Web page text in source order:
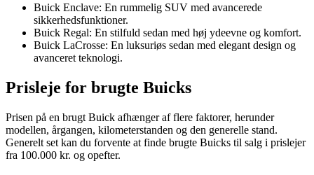
Buick Enclave: En rummelig SUV med avancerede
sikkerhedsfunktioner.
Buick Regal: En stilfuld sedan med høj ydeevne og komfort.
Buick LaCrosse: En luksuriøs sedan med elegant design og
avanceret teknologi.
Prisleje for brugte Buicks
Prisen på en brugt Buick afhænger af flere faktorer, herunder
modellen, årgangen, kilometerstanden og den generelle stand.
Generelt set kan du forvente at finde brugte Buicks til salg i prislejer
fra 100.000 kr. og opefter.